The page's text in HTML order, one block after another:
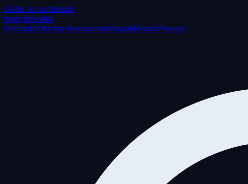
Saltar al contenido
inver.tipsbeta
MercadoOfertasInversionesMapaMétodoPrecios